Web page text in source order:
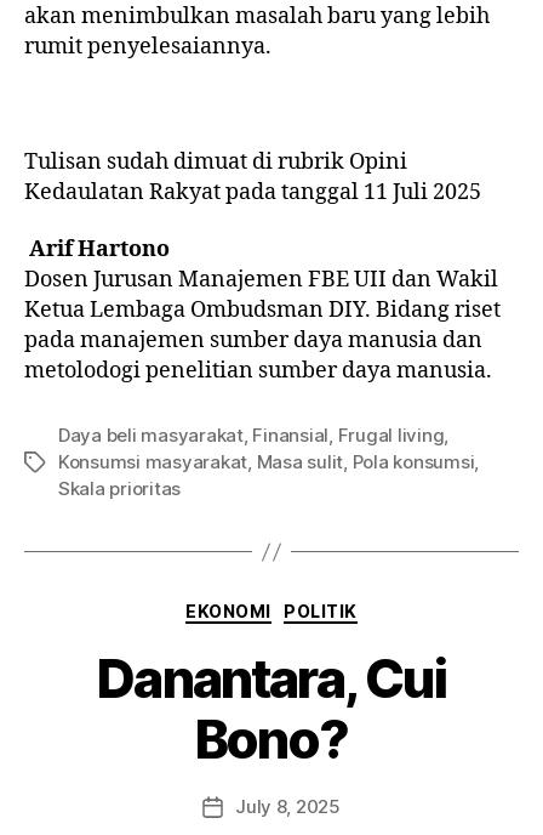
akan menimbulkan masalah baru yang lebih
rumit penyelesaiannya.
Tulisan sudah dimuat di rubrik Opini
Kedaulatan Rakyat pada tanggal 11 Juli 2025
Arif Hartono
Dosen Jurusan Manajemen FBE UII dan Wakil
Ketua Lembaga Ombudsman DIY. Bidang riset
pada manajemen sumber daya manusia dan
metolodogi penelitian sumber daya manusia.
Daya beli masyarakat, Finansial, Frugal living,
Konsumsi masyarakat, Masa sulit, Pola konsumsi,
Skala prioritas
EKONOMI POLITIK
Danantara, Cui
Bono?
July 8, 2025